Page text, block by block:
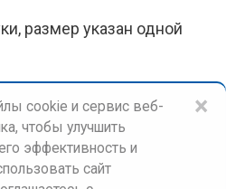
размер указан одной
×
cookie и сервис веб-
чтобы улучшить
эффективность и
сайт